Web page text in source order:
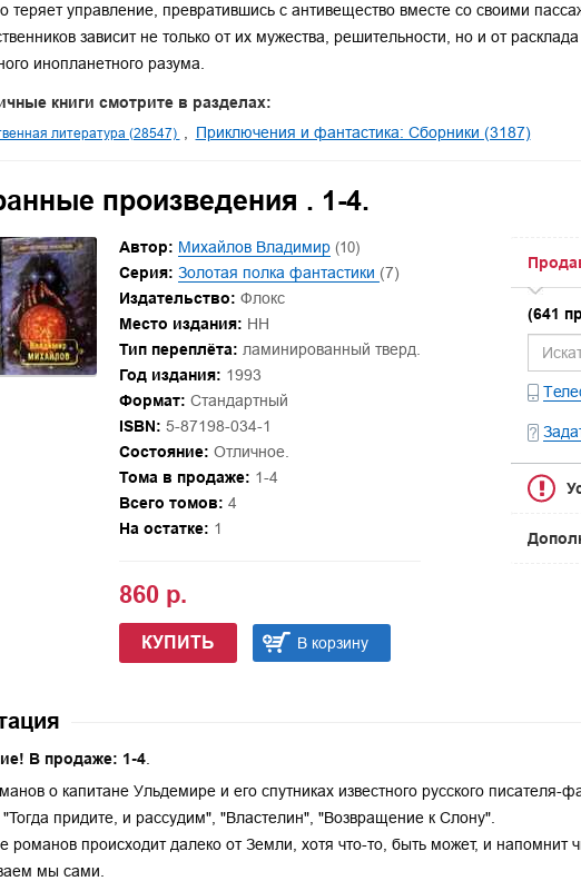
теряет управление, превратившись с антивещество вместе со своими
зависит не только от их мужества, решительности, но и от
инопланетного разума.
книги смотрите в разделах:
литература (28547) Приключения и фантастика: Сборники (3187)
произведения . 1-4.
Автор: Михайлов Владимир (10)
Серия: Золотая полка фантастики (7)
Издательство: Флокс
Место издания: НН
Тип переплёта: ламинированный тверд.
Год издания: 1993
Формат: Стандартный
ISBN: 5-87198-034-1
Состояние: Отличное.
Тома в продаже: 1-4
Всего томов: 4
На остатке: 1
860 р.
КУПИТЬ В корзину
(641
В продаже: 1-4.
о капитане Ульдемире и его спутниках известного русского писателя-
придите, и рассудим", "Властелин", "Возвращение к Слону".
романов происходит далеко от Земли, хотя что-то, быть может, и напомнит
мы сами.